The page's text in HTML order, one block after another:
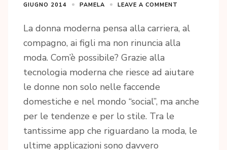
GIUGNO 2014 PAMELA LEAVE A COMMENT
La donna moderna pensa alla carriera, al
compagno, ai figli ma non rinuncia alla
moda. Com’è possibile? Grazie alla
tecnologia moderna che riesce ad aiutare
le donne non solo nelle faccende
domestiche e nel mondo “social”, ma anche
per le tendenze e per lo stile. Tra le
tantissime app che riguardano la moda, le
ultime applicazioni sono davvero